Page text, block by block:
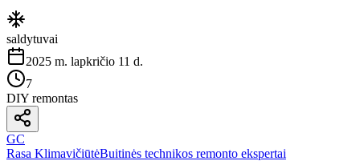
saldytuvai
2025 m. lapkričio 11 d.
7
DIY remontas
GC
Rasa KlimavičiūtėBuitinės technikos remonto ekspertai